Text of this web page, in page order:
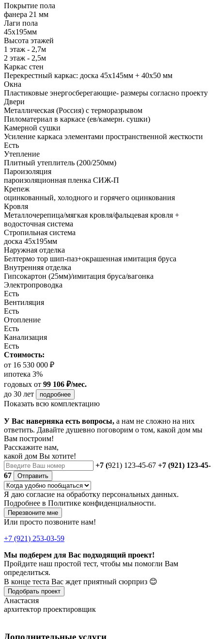
Покрытие пола
фанера 21 мм
Лаги пола
45х195мм
Высота этажей
1 этаж - 2,7м
2 этаж - 2,5м
Каркас стен
Перекрестный каркас: доска 45х145мм + 40х50 мм
Окна
Пластиковые энергосберегающие- размеры согласно проекту
Двери
Металлическая (Россия) с терморазрывом
Пиломатериал в каркасе (ев/камерн. сушки)
Камерной сушки
Усиление каркаса элементами пространственной жесткости
Есть
Утепление
Плитный утеплитель (200/250мм)
Пароизоляция
пароизоляционная пленка СИЖ-П
Крепеж
оцинкованный, холодного и горячего оцинкования
Кровля
Металлочерепица/мягкая кровля/фальцевая кровля +
водосточная система
Стропильная система
доска 45х195мм
Наружная отделка
Белтермо тор шип-паз+окрашенная имитация бруса
Внутренняя отделка
Гипсокартон (25мм)/имитация бруса/вагонка
Электропроводка
Есть
Вентиляция
Есть
Отопление
Есть
Канализация
Есть
Стоимость:
от 16 530 000 ₽
ипотека 3%
годовых от 99 106 ₽/мес.
до 30 лет
подробнее
Показать всю комплектацию
У Вас наверняка есть вопросы, а нам не сложно на них
ответить. Давайте душевно поговорим о том, какой дом мы
Вам построим!
Расскажите нам,
какой дом Вы хотите!
+7 (921) 123-45-67 +7 (921) 123-45-
67
Отправить
Я даю согласие на обработку персональных данных.
Подробнее в Политике конфиденциальности.
Перезвоните мне
Или просто позвоните нам!
+7 (921) 253-03-59
Мы подберем для Вас подходящий проект!
Пройдите наш простой тест, чтобы мы помогли Вам
определиться.
В конце теста Вас ждет приятный сюрприз 😊
Подобрать проект
Анастасия
архитектор проектировщик
Дополнительные услуги